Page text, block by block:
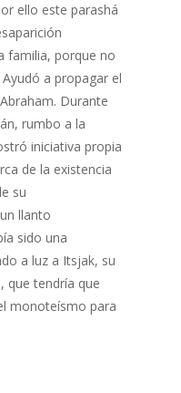
ello este parashá
familia, porque no
a propagar el
Durante
rumbo a la
iniciativa propia
de la existencia
su
llanto
sido una
a luz a Itsjak, su
que tendría que
monoteísmo para